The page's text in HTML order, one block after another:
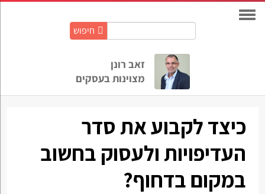
חיפוש
זאב רונן
מצוינות בעסקים
כיצד לקבוע את סדר
העדיפויות ולעסוק בחשוב
במקום בדחוף?